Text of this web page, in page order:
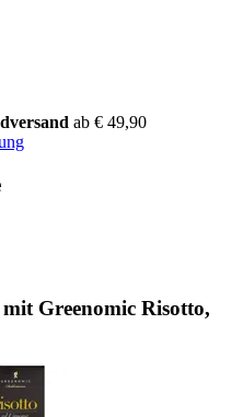
ab € 49,90
Greenomic Risotto,